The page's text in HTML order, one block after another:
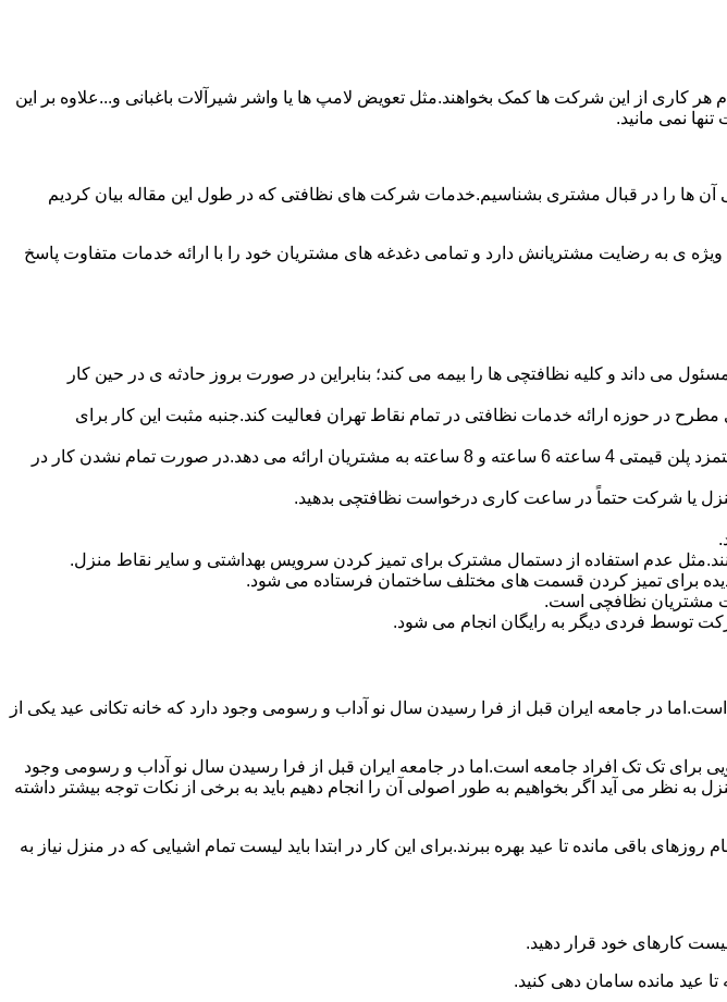
کاری از این شرکت ها کمک بخواهند.مثل تعویض لامپ ها یا واشر شیرآلات باغبانی و...علاوه بر این
نمی مانید.
ها را در قبال مشتری بشناسیم.خدمات شرکت های نظافتی که در طول این مقاله بیان کردیم
ی به رضایت مشتریانش دارد و تمامی دغدغه های مشتریان خود را با ارائه خدمات متفاوت پاسخ
داند و کلیه نظافتچی ها را بیمه می کند؛ بنابراین در صورت بروز حادثه ی در حین کار
در حوزه ارائه خدمات نظافتی در تمام نقاط تهران فعالیت کند.جنبه مثبت این کار برای
نظافچی قیمت کاملاً شفاف برای دستمزد نظافتچی مشخص کرده است.این شرکت برای تعیین دستمزد پلن قیمتی 4 ساعته 6 ساعته و 8 ساعته به مشتریان ارائه می دهد.در صورت تمام نشدن کار در
عدم استفاده از دستمال مشترک برای تمیز کردن سرویس بهداشتی و سایر نقاط منزل.
برای تمیز کردن قسمت های مختلف ساختمان فرستاده می شود.
مشتریان نظافچی است.
توسط فردی دیگر به رایگان انجام می شود.
در جامعه ایران قبل از فرا رسیدن سال نو آداب و رسومی وجود دارد که خانه تکانی عید یکی از
تک تک افراد جامعه است.اما در جامعه ایران قبل از فرا رسیدن سال نو آداب و رسومی وجود
نظر می آید اگر بخواهیم به طور اصولی آن را انجام دهیم باید به برخی از نکات توجه بیشتر داشته
باقی مانده تا عید بهره ببرند.برای این کار در ابتدا باید لیست تمام اشیایی که در منزل نیاز به
لیست کارهای خود قرار دهید.
عید مانده سامان دهی کنید.